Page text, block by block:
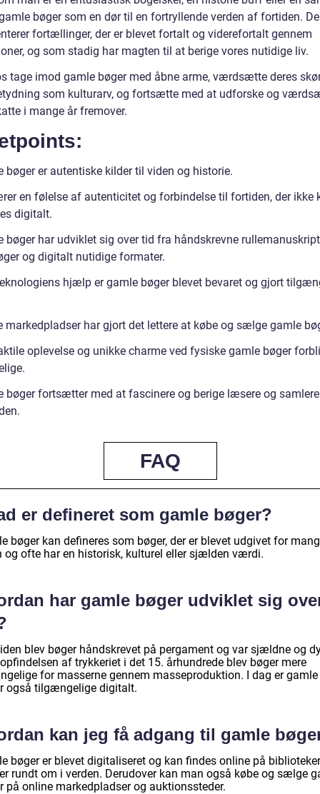
bøger som en dør til en fortryllende verden af fortiden. De
fortællinger, der er blevet fortalt og viderefortalt gennem
og som stadig har magten til at berige vores nutidige liv.
tage imod gamle bøger med åbne arme, værdsætte deres
som kulturarv, og fortsætte med at udforske og
i mange år fremover.
bøger er autentiske kilder til viden og historie.
en følelse af autenticitet og forbindelse til fortiden, der ikke
digitalt.
bøger har udviklet sig over tid fra håndskrevne
og digitalt nutidige formater.
hjælp er gamle bøger blevet bevaret og gjort
markedpladser har gjort det lettere at købe og sælge gamle
oplevelse og unikke charme ved fysiske gamle bøger
bøger fortsætter med at fascinere og berige læsere og
FAQ
er defineret som gamle bøger?
bøger kan defineres som bøger, der er blevet udgivet for
og ofte har en historisk, kulturel eller sjælden værdi.
har gamle bøger udviklet sig
blev bøger håndskrevet på pergament og var sjældne og
af trykkeriet i det 15. århundrede blev bøger mere
for masserne gennem masseproduktion. I dag er gamle
også tilgængelige digitalt.
kan jeg få adgang til gamle
bøger er blevet digitaliseret og kan findes online på
rundt om i verden. Derudover kan man også købe og sælge
på online markedpladser og auktionssteder.